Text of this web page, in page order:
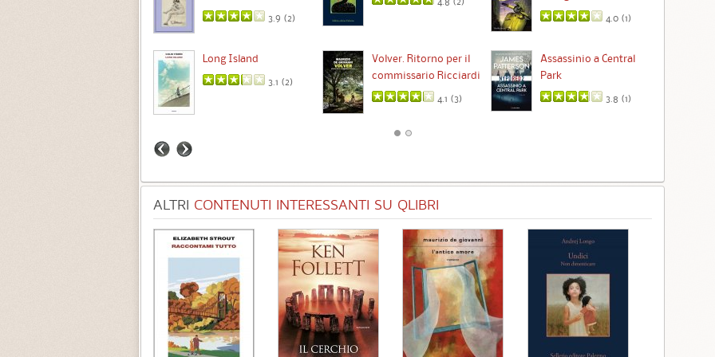
3.9 (2) 4.0 (1)
Long Island
3.1 (2)
Volver. Ritorno per il
commissario Ricciardi
4.1 (3)
Assassinio a Central
Park
3.8 (1)
ALTRI CONTENUTI INTERESSANTI SU QLIBRI